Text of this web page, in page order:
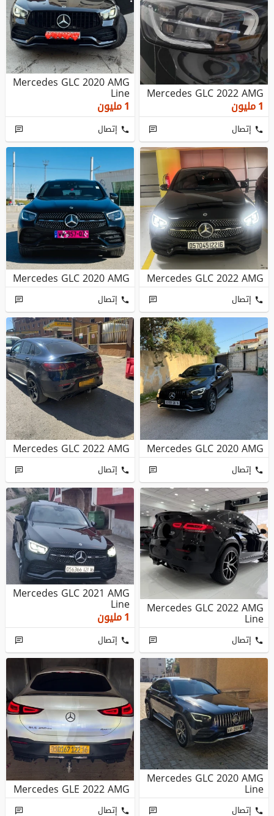
Mercedes GLC 2022 AMG
1مليون
إتصال
Mercedes GLC 2020 AMG
Line
1مليون
إتصال
Mercedes GLC 2022 AMG
إتصال
Mercedes GLC 2020 AMG
إتصال
Mercedes GLC 2020 AMG
إتصال
Mercedes GLC 2022 AMG
إتصال
Mercedes GLC 2022 AMG
Line
إتصال
Mercedes GLC 2021 AMG
Line
1مليون
إتصال
Mercedes GLC 2020 AMG
Line
إتصال
Mercedes GLE 2022 AMG
إتصال